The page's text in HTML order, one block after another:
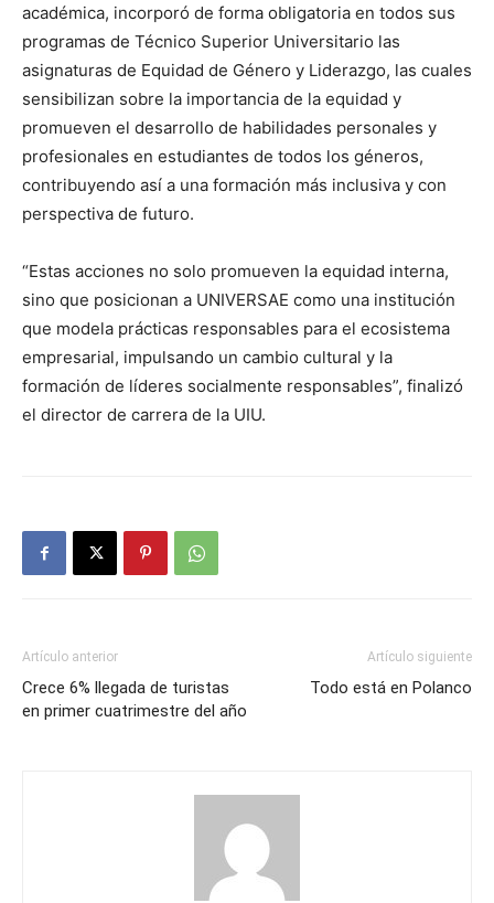
académica, incorporó de forma obligatoria en todos sus
programas de Técnico Superior Universitario las
asignaturas de Equidad de Género y Liderazgo, las cuales
sensibilizan sobre la importancia de la equidad y
promueven el desarrollo de habilidades personales y
profesionales en estudiantes de todos los géneros,
contribuyendo así a una formación más inclusiva y con
perspectiva de futuro.
“Estas acciones no solo promueven la equidad interna,
sino que posicionan a UNIVERSAE como una institución
que modela prácticas responsables para el ecosistema
empresarial, impulsando un cambio cultural y la
formación de líderes socialmente responsables”, finalizó
el director de carrera de la UIU.
Artículo anterior
Crece 6% llegada de turistas
en primer cuatrimestre del año
Artículo siguiente
Todo está en Polanco